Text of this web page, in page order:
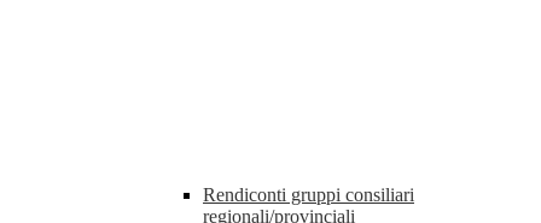
Rendiconti gruppi consiliari
regionali/provinciali